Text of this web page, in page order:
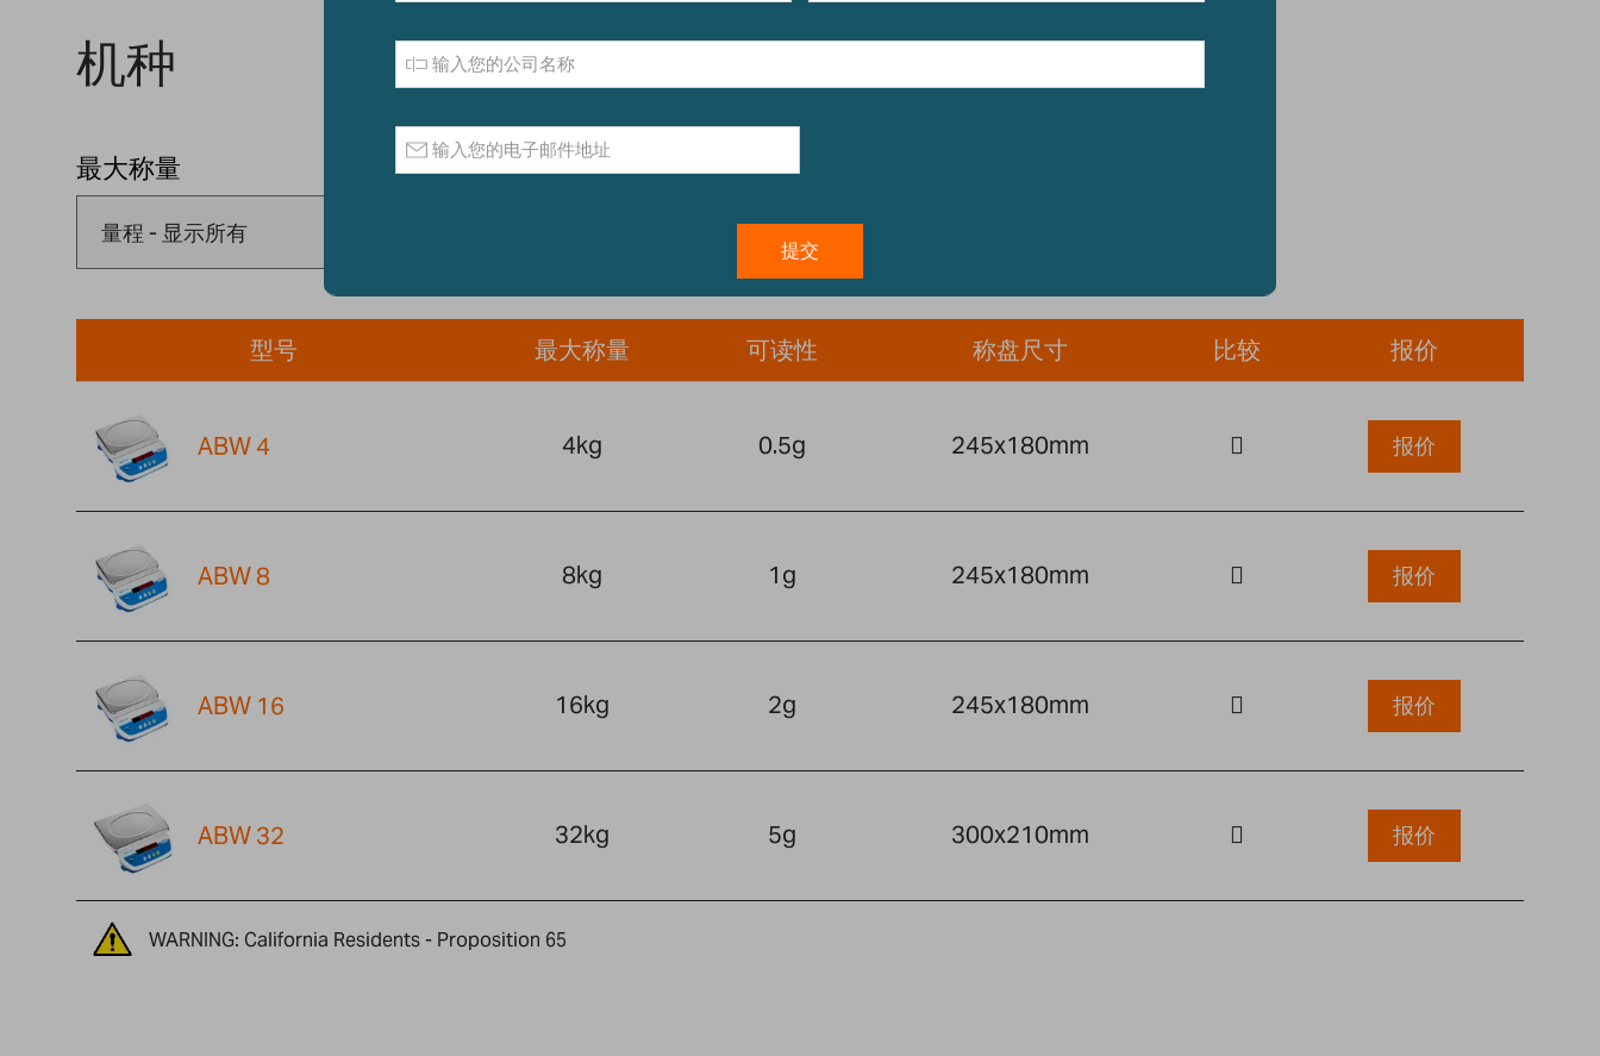
机种
最大称量 可读性
型号 最大称量 可读性 称盘尺寸 比较 报价
ABW 4 4kg 0.5g 245x180mm 报价
ABW 8 8kg 1g 245x180mm 报价
ABW 16 16kg 2g 245x180mm 报价
ABW 32 32kg 5g 300x210mm 报价
WARNING: California Residents - Proposition 65